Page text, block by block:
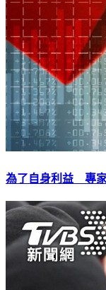
為了自身利益 專